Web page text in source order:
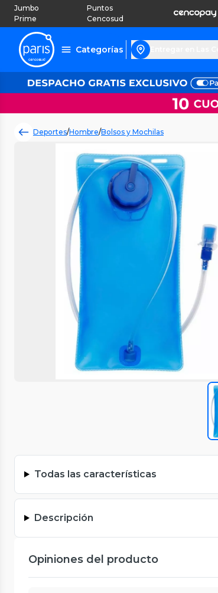
Jumbo
Prime
Puntos
Cencosud
Categorías
Deportes/Hombre/Bolsos y Mochilas
Todas las características
Descripción
Opiniones del producto